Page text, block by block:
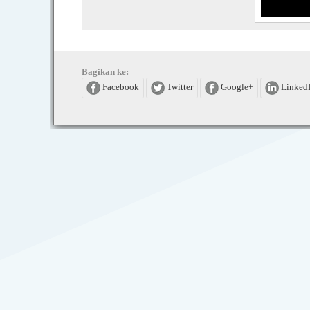
Bagikan ke:
Facebook
Twitter Google+